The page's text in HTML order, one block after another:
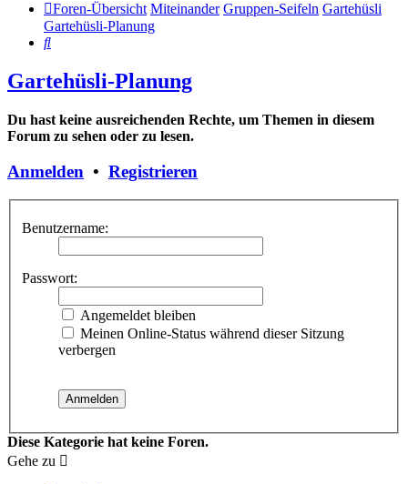
Foren-Übersicht Miteinander Gruppen-Seifeln Gartehüsli
Gartehüsli-Planung
Suche
Gartehüsli-Planung
Du hast keine ausreichenden Rechte, um Themen in diesem
Forum zu sehen oder zu lesen.
Anmelden • Registrieren
Benutzername:
Passwort:
Angemeldet bleiben
Meinen Online-Status während dieser Sitzung
verbergen
Diese Kategorie hat keine Foren.
Gehe zu